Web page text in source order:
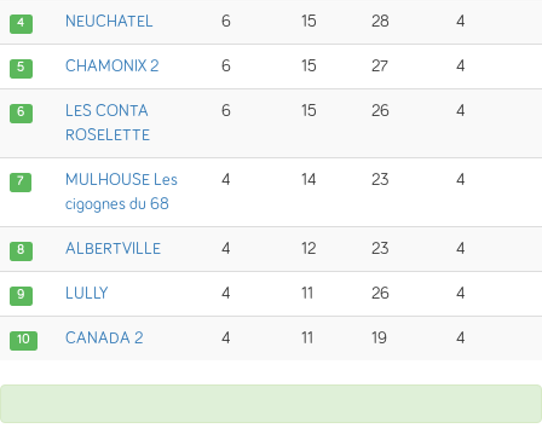
4 NEUCHATEL 6 15 28 4
5 CHAMONIX 2 6 15 27 4
6
LES CONTA
ROSELETTE
6 15 26 4
7
MULHOUSE Les
cigognes du 68
4 14 23 4
8 ALBERTVILLE 4 12 23 4
9 LULLY 4 11 26 4
10 CANADA 2 4 11 19 4